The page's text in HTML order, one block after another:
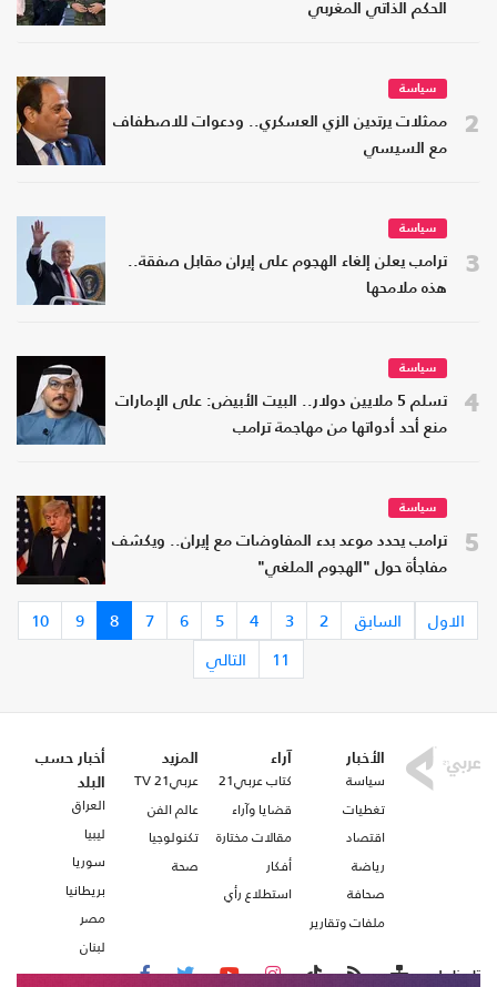
الحكم الذاتي المغربي
2
سياسة
ممثلات يرتدين الزي العسكري.. ودعوات للاصطفاف
مع السيسي
3
سياسة
ترامب يعلن إلغاء الهجوم على إيران مقابل صفقة..
هذه ملامحها
4
سياسة
تسلم 5 ملايين دولار.. البيت الأبيض: على الإمارات
منع أحد أدواتها من مهاجمة ترامب
5
سياسة
ترامب يحدد موعد بدء المفاوضات مع إيران.. ويكشف
مفاجأة حول "الهجوم الملغي"
الاول السابق 2
3
4
5
6
7
8
9
10
11
التالي
الأخبار
سياسة
تغطيات
اقتصاد
رياضة
صحافة
ملفات وتقارير
آراء
كتاب عربي21
قضايا وآراء
مقالات مختارة
أفكار
استطلاع رأي
المزيد
عربي21 TV
عالم الفن
تكنولوجيا
صحة
أخبار حسب
البلد
العراق
ليبيا
سوريا
بريطانيا
مصر
لبنان
تابعنا على